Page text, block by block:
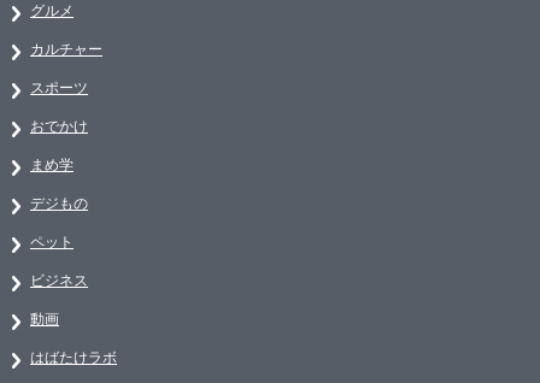
グルメ
カルチャー
スポーツ
おでかけ
まめ学
デジもの
ペット
ビジネス
動画
はばたけラボ